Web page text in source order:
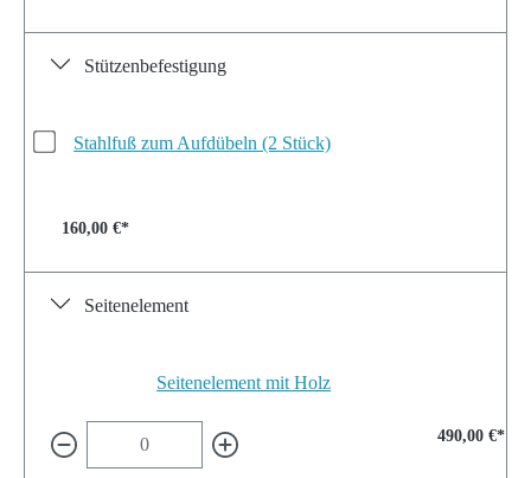
Stützenbefestigung
Stahlfuß zum Aufdübeln (2 Stück)
160,00 €*
Seitenelement
Seitenelement mit Holz
490,00 €*